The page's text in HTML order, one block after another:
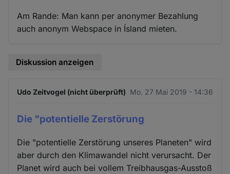
Am Rande: Man kann per anonymer Bezahlung
auch anonym Webspace in Ísland mieten.
Diskussion anzeigen
Udo Zeitvogel (nicht überprüft) Mo. 27 Mai 2019 - 14:36
Die "potentielle Zerstörung
Die "potentielle Zerstörung unseres Planeten" wird
aber durch den Klimawandel nicht verursacht. Der
Planet wird auch bei vollem Treibhausgas-Ausstoß